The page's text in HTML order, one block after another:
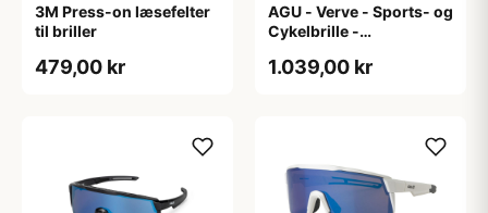
3M Press-on læsefelter
til briller
479,00 kr
AGU - Verve - Sports- og
Cykelbrille -
Mat Sort
1.039,00 kr